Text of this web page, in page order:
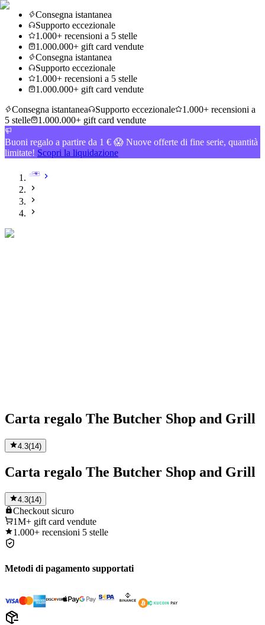
Consegna istantanea
Supporto eccezionale
1.000+ recensioni a 5 stelle
1.000.000+ gift card vendute
Consegna istantanea
Supporto eccezionale
1.000+ recensioni a 5 stelle
1.000.000+ gift card vendute
Consegna istantanea
Supporto eccezionale
1.000+ recensioni a
5 stelle
1.000.000+ gift card vendute
Buoni regalo a partire da 1 € 😱 Nuove offerte di fine serie, quantità
limitate! Scopri la liquidazione
Carta regalo The Butcher Shop and Grill
4.3(14)
Carta regalo The Butcher Shop and Grill
4.3(14)
Checkout sicuro
1M+ gift card vendute
1.000+ recensioni 5 stelle
Metodi di pagamento supportati